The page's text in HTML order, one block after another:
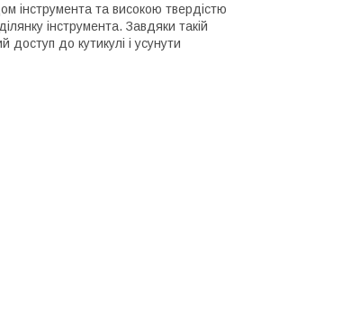
інструмента та високою твердістю
інструмента. Завдяки такій
до кутикулі і усунути